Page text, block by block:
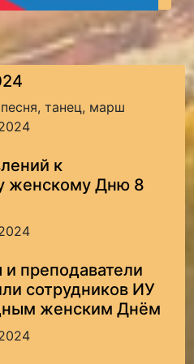
танец, марш
к
женскому Дню 8
преподаватели
сотрудников ИУ
женским Днём